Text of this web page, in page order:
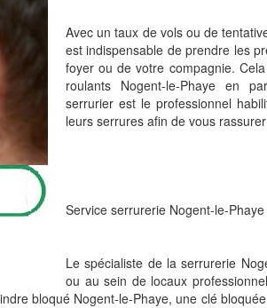
Avec un taux de vols ou de
est indispensable de prendre les
foyer ou de votre compagnie.
roulants Nogent-le-Phaye en
serrurier est le professionnel
leurs serrures afin de vous
Service serrurerie Nogent-le-
Le spécialiste de la serrurerie
ou au sein de locaux
bloqué Nogent-le-Phaye, une clé